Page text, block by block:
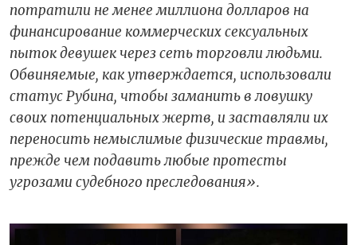
потратили не менее миллиона долларов на
финансирование коммерческих сексуальных
пыток девушек через сеть торговли людьми.
Обвиняемые, как утверждается, использовали
статус Рубина, чтобы заманить в ловушку
своих потенциальных жертв, и заставляли их
переносить немыслимые физические травмы,
прежде чем подавить любые протесты
угрозами судебного преследования».